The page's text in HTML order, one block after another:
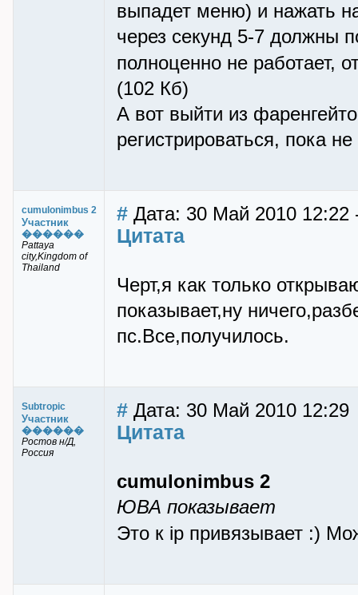
выпадет меню) и нажать
через секунд 5-7 должны
полноценно не работает,
(102 Кб)
А вот выйти из
регистрироваться, пока
cumulonimbus 2
Участник
������
Pattaya
city,Kingdom of
Thailand
# Дата: 30 Май 2010 12:22
Цитата
Черт,я как только
показывает,ну
пс.Все,получилось.
Subtropic
Участник
������
Ростов н/Д,
Россия
# Дата: 30 Май 2010 12:29
Цитата
cumulonimbus 2
ЮВА показывает
Это к ip привязывает :)